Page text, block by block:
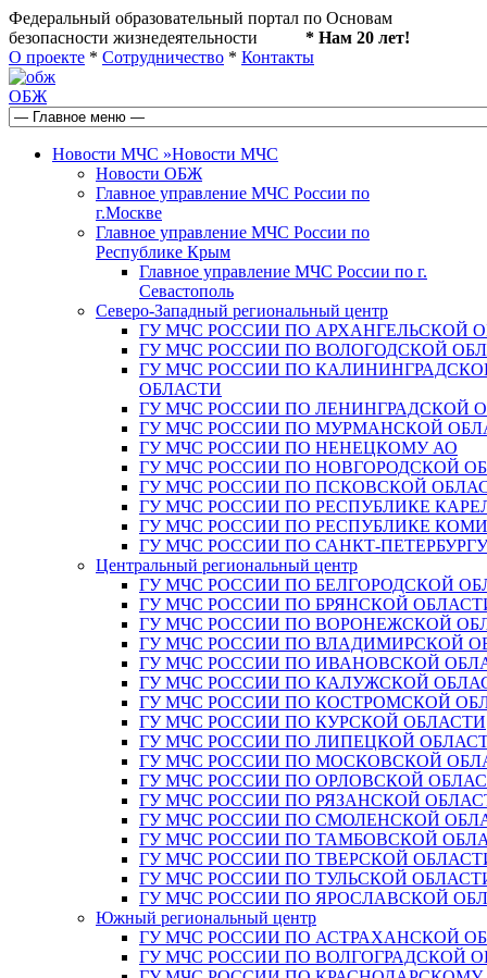
Федеральный образовательный портал по Основам
безопасности жизнедеятельности * Нам 20 лет!
О проекте * Сотрудничество * Контакты
ОБЖ
Новости МЧС »Новости МЧС
Новости ОБЖ
Главное управление МЧС России по
г.Москве
Главное управление МЧС России по
Республике Крым
Главное управление МЧС России по г.
Севастополь
Северо-Западный региональный центр
ГУ МЧС РОССИИ ПО АРХАНГЕЛЬСКОЙ
ГУ МЧС РОССИИ ПО ВОЛОГОДСКОЙ
ГУ МЧС РОССИИ ПО
ОБЛАСТИ
ГУ МЧС РОССИИ ПО ЛЕНИНГРАДСКОЙ
ГУ МЧС РОССИИ ПО МУРМАНСКОЙ
ГУ МЧС РОССИИ ПО НЕНЕЦКОМУ АО
ГУ МЧС РОССИИ ПО НОВГОРОДСКОЙ
ГУ МЧС РОССИИ ПО ПСКОВСКОЙ
ГУ МЧС РОССИИ ПО РЕСПУБЛИКЕ
ГУ МЧС РОССИИ ПО РЕСПУБЛИКЕ КОМИ
ГУ МЧС РОССИИ ПО САНКТ-ПЕТЕРБУРГУ
Центральный региональный центр
ГУ МЧС РОССИИ ПО БЕЛГОРОДСКОЙ
ГУ МЧС РОССИИ ПО БРЯНСКОЙ
ГУ МЧС РОССИИ ПО ВОРОНЕЖСКОЙ
ГУ МЧС РОССИИ ПО ВЛАДИМИРСКОЙ
ГУ МЧС РОССИИ ПО ИВАНОВСКОЙ
ГУ МЧС РОССИИ ПО КАЛУЖСКОЙ
ГУ МЧС РОССИИ ПО КОСТРОМСКОЙ
ГУ МЧС РОССИИ ПО КУРСКОЙ ОБЛАСТИ
ГУ МЧС РОССИИ ПО ЛИПЕЦКОЙ
ГУ МЧС РОССИИ ПО МОСКОВСКОЙ
ГУ МЧС РОССИИ ПО ОРЛОВСКОЙ
ГУ МЧС РОССИИ ПО РЯЗАНСКОЙ
ГУ МЧС РОССИИ ПО СМОЛЕНСКОЙ
ГУ МЧС РОССИИ ПО ТАМБОВСКОЙ
ГУ МЧС РОССИИ ПО ТВЕРСКОЙ
ГУ МЧС РОССИИ ПО ТУЛЬСКОЙ
ГУ МЧС РОССИИ ПО ЯРОСЛАВСКОЙ
Южный региональный центр
ГУ МЧС РОССИИ ПО АСТРАХАНСКОЙ
ГУ МЧС РОССИИ ПО ВОЛГОГРАДСКОЙ